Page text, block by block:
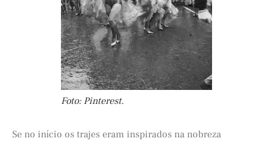
Foto: Pinterest.
Se no início os trajes eram inspirados na nobreza